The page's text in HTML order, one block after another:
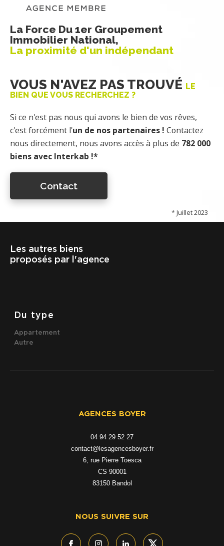
La Force Du 1er Groupement
Immobilier National,
La proximité d'un indépendant
VOUS N'AVEZ PAS TROUVÉ LE
BIEN QUE VOUS RECHERCHEZ ?
Si ce n'est pas nous qui avons le bien de vos rêves,
c'est forcément l'un de nos partenaires ! Contactez
nous directement, nous avons accès à plus de 782 000
biens avec Interkab !*
Contact
* Juillet 2023
Les autres biens
proposés par l'agence
Du type
Appartement
Autre
AGENCES BOYER
04 94 29 52 27
contact@lesagencesboyer.fr
6, rue Pierre Toesca
CS 90001
83150
bandol
NOUS SUIVRE SUR